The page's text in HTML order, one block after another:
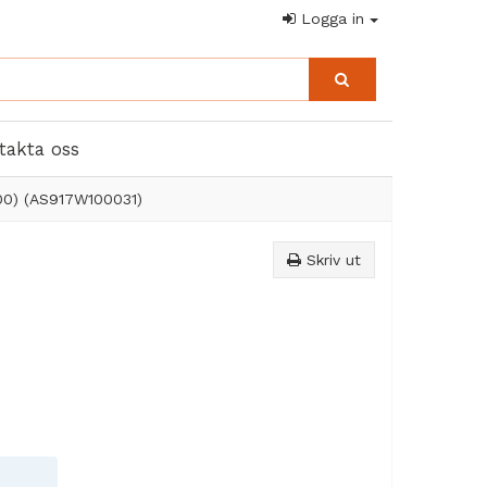
Logga in
oss
(AS917W100031)
Skriv ut